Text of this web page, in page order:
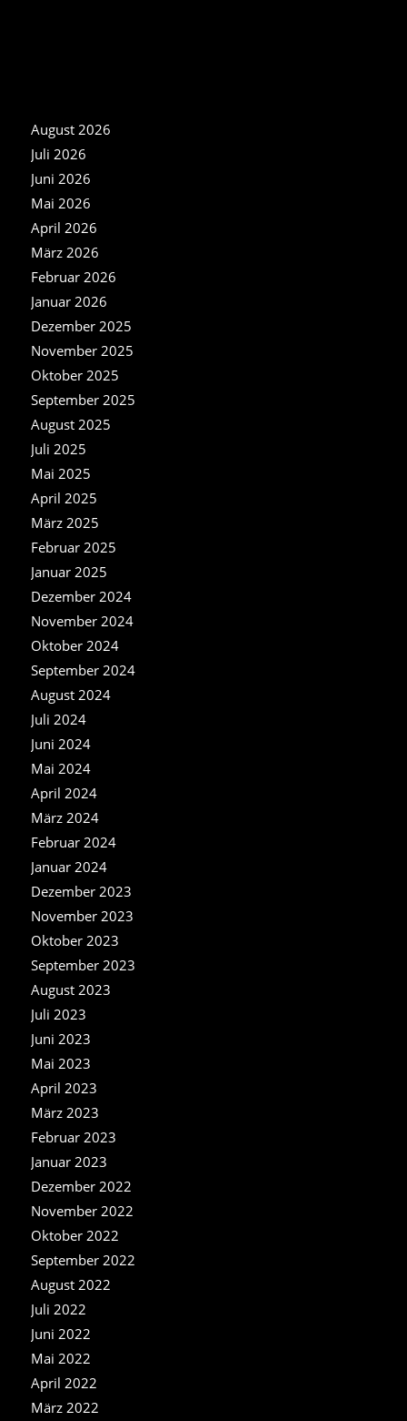
August 2026
Juli 2026
Juni 2026
Mai 2026
April 2026
März 2026
Februar 2026
Januar 2026
Dezember 2025
November 2025
Oktober 2025
September 2025
August 2025
Juli 2025
Mai 2025
April 2025
März 2025
Februar 2025
Januar 2025
Dezember 2024
November 2024
Oktober 2024
September 2024
August 2024
Juli 2024
Juni 2024
Mai 2024
April 2024
März 2024
Februar 2024
Januar 2024
Dezember 2023
November 2023
Oktober 2023
September 2023
August 2023
Juli 2023
Juni 2023
Mai 2023
April 2023
März 2023
Februar 2023
Januar 2023
Dezember 2022
November 2022
Oktober 2022
September 2022
August 2022
Juli 2022
Juni 2022
Mai 2022
April 2022
März 2022